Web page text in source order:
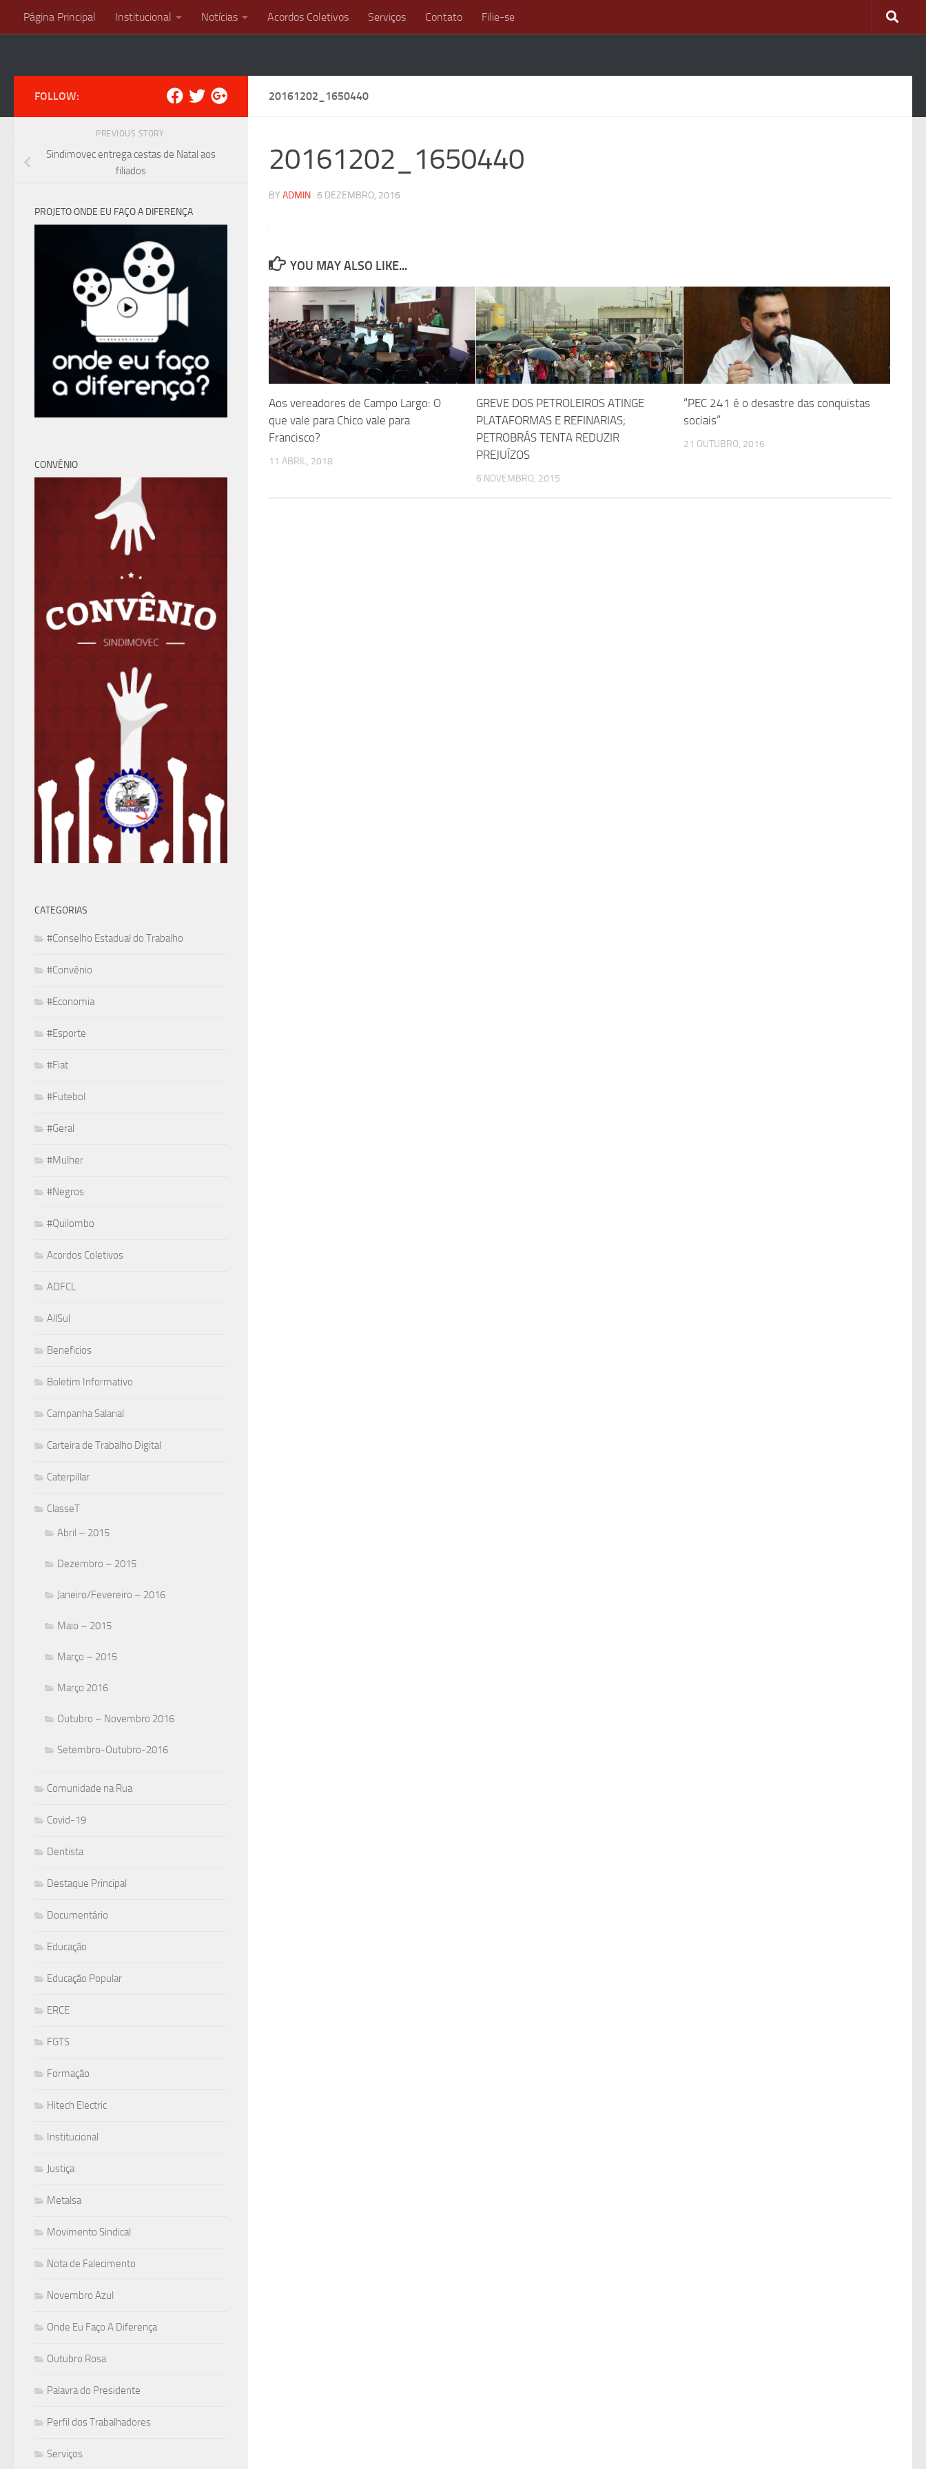
Skip to content
Página Principal Institucional Notícias Acordos Coletivos Serviços Contato Filie-se
20161202_1650440
20161202_1650440
BY ADMIN · 6 DEZEMBRO, 2016
YOU MAY ALSO LIKE...
Aos vereadores de Campo Largo: O
que vale para Chico vale para
Francisco?
11 ABRIL, 2018
GREVE DOS PETROLEIROS ATINGE
PLATAFORMAS E REFINARIAS;
PETROBRÁS TENTA REDUZIR
PREJUÍZOS
6 NOVEMBRO, 2015
“PEC 241 é o desastre das conquistas
sociais”
21 OUTUBRO, 2016
FOLLOW:
PREVIOUS STORY
Sindimovec entrega cestas de Natal aos
filiados
PROJETO ONDE EU FAÇO A DIFERENÇA
CONVÊNIO
CATEGORIAS
#Conselho Estadual do Trabalho
#Convênio
#Economia
#Esporte
#Fiat
#Futebol
#Geral
#Mulher
#Negros
#Quilombo
Acordos Coletivos
ADFCL
AllSul
Beneficios
Boletim Informativo
Campanha Salarial
Carteira de Trabalho Digital
Caterpillar
ClasseT
Abril – 2015
Dezembro – 2015
Janeiro/Fevereiro – 2016
Maio – 2015
Março – 2015
Março 2016
Outubro – Novembro 2016
Setembro-Outubro-2016
Comunidade na Rua
Covid-19
Dentista
Destaque Principal
Documentário
Educação
Educação Popular
ERCE
FGTS
Formação
Hitech Electric
Institucional
Justiça
Metalsa
Movimento Sindical
Nota de Falecimento
Novembro Azul
Onde Eu Faço A Diferença
Outubro Rosa
Palavra do Presidente
Perfil dos Trabalhadores
Serviços